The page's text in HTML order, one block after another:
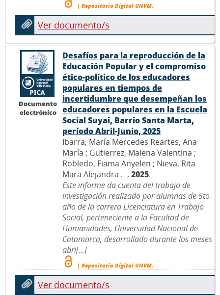
| Repositorio Digital UNVM.
Ver documento/s
Documento
electrónico
Desafíos para la reproducción de la
Educación Popular y el compromiso
ético-político de los educadores
populares en tiempos de
incertidumbre que desempeñan los
educadores populares en la Escuela
Social Suyai, Barrio Santa Marta,
período Abril-Junio, 2025
Ibarra, María Mercedes Reartes, Ana
María ; Gutierrez, Malena Valentina ;
Robledo, Fiama Anyelen ; Nieva, Rita
Mara Alejandra .- , 2025.
Este informe da cuenta del trabajo de
investigación realizado por alumnas de 5to
año de la carrera Licenciatura en Trabajo
Social, perteneciente a la Facultad de
Humanidades, Universidad Nacional de
Catamarca, desarrollado durante los meses
abri[...]
| Repositorio Digital UNVM.
Ver documento/s